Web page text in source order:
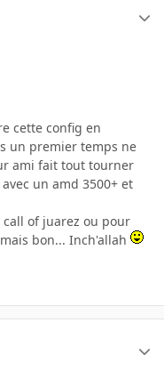
cette config en
un premier temps ne
ami fait tout tourner
avec un amd 3500+ et
of juarez ou pour
bon... Inch'allah